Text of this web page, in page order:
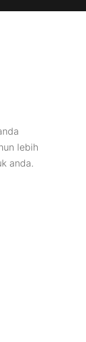
lebih
anda.